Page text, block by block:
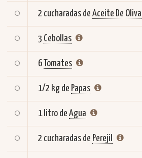
2 cucharadas de Aceite De Oliva
3 Cebollas
6Tomates
1/2 kg de Papas
1 litro de Agua
2 cucharadas de Perejil